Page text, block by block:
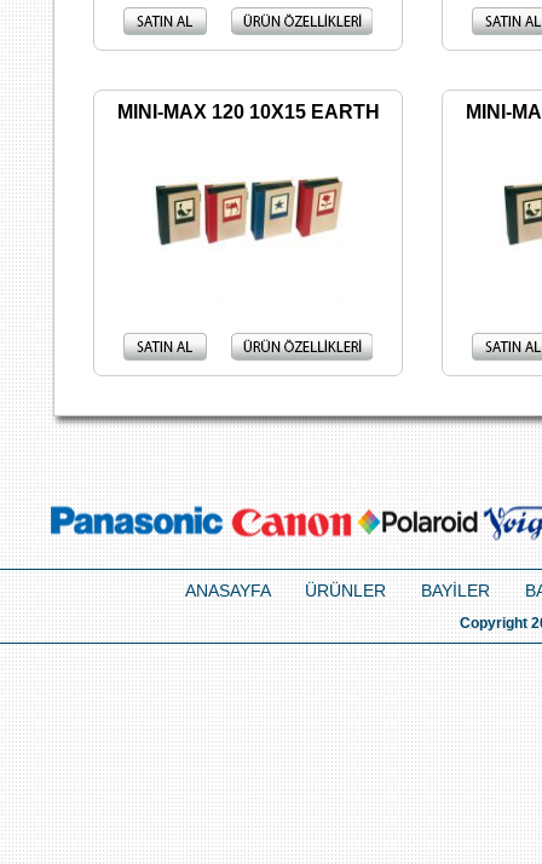
MINI-MAX 120 10X15 EARTH MINI-
ANASAYFA ÜRÜNLER BAYİLER
Copyright